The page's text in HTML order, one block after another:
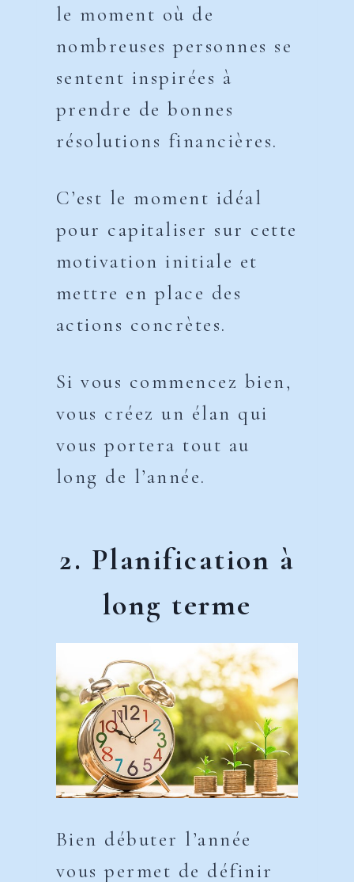
le moment où de
nombreuses personnes se
sentent inspirées à
prendre de bonnes
résolutions financières.
C’est le moment idéal
pour capitaliser sur cette
motivation initiale et
mettre en place des
actions concrètes.
Si vous commencez bien,
vous créez un élan qui
vous portera tout au
long de l’année.
2. Planification à
long terme
Bien débuter l’année
vous permet de définir